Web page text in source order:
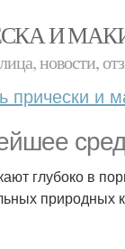
И
новости,
прически и
глубоко в
природных